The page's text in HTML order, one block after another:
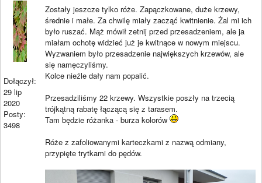
Dołączył:
29 lip
2020
Posty:
3498
Zostały jeszcze tylko róże. Zapączkowane, duże krzewy,
średnie i małe. Za chwilę miały zacząć kwitnienie. Żal mi ich
było ruszać. Mąż mówił zetnij przed przesadzeniem, ale ja
miałam ochotę widzieć już je kwitnące w nowym miejscu.
Wyzwaniem było przesadzenie największych krzewów, ale
się namęczyliśmy.
Kolce nieźle dały nam popalić.
Przesadziliśmy 22 krzewy. Wszystkie poszły na trzecią
trójkątną rabatę łączącą się z tarasem.
Tam będzie różanka - burza kolorów
Róże z zafoliowanymi karteczkami z nazwą odmiany,
przypięte trytkami do pędów.